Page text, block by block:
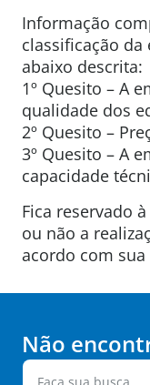
Informação
classificação
abaixo descrita:
1º Quesito – A
qualidade dos
2º Quesito –
3º Quesito – A
capacidade
Fica reservado
ou não a
acordo com
Não